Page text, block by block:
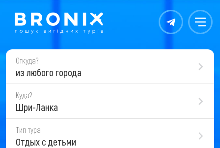
Контакты Меню
Откуда?
из любого города
Куда?
Шри-Ланка
Тип тура
Отдых с детьми